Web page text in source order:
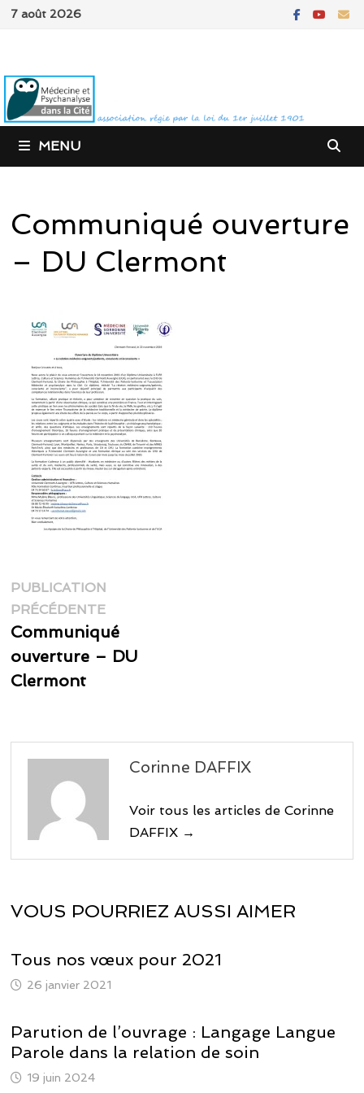
Passer
7 août 2026
MENU
Communiqué ouverture
– DU Clermont
Navigation
de
l’article
PUBLICATION
PRÉCÉDENTEPublication
précédente :
Communiqué
ouverture – DU
Clermont
Corinne DAFFIX
Voir tous les articles de Corinne
DAFFIX →
VOUS POURRIEZ AUSSI AIMER
Tous nos vœux pour 2021
26 janvier 2021
Parution de l’ouvrage : Langage Langue
Parole dans la relation de soin
19 juin 2024